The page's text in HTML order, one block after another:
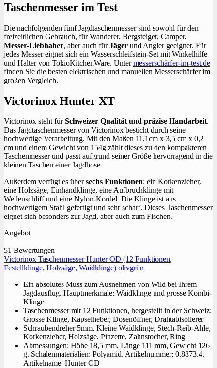
Taschenmesser im Test
Die nachfolgenden fünf Jagdtaschenmesser sind sowohl für den
freizeitlichen Gebrauch, für Wanderer, Bergsteiger, Camper,
Messer-Liebhaber, aber auch fürJäger und Angler geeignet. Für
jedes Messer eignet sich ein Wasserschleifstein-Set mit Winkelhilfe
und Halter von TokioKitchenWare. Untermesserschärfer-im-test.de
finden Sie die besten elektrischen und manuellen Messerschärfer im
großen Vergleich.
Victorinox Hunter XT
Victorinox steht fürSchweizer Qualität und präzise Handarbeit.
Das Jagdtaschenmesser von Victorinox besticht durch seine
hochwertige Verarbeitung. Mit den Maßen 11,1cm x 3,5 cm x 0,2
cm und einem Gewicht von 154g zählt dieses zu den kompakteren
Taschenmesser und passt aufgrund seiner Größe hervorragend in die
kleinen Taschen einer Jagdhose.
Außerdem verfügt es übersechs Funktionen: ein Korkenzieher,
eine Holzsäge, Einhandklinge, eine Aufbruchklinge mit
Wellenschliff und eine Nylon-Kordel. Die Klinge ist aus
hochwertigem Stahl gefertigt und sehr scharf. Dieses Taschenmesser
eignet sich besonders zur Jagd, aber auch zum Fischen.
Angebot
51 Bewertungen
Victorinox Taschenmesser Hunter OD (12 Funktionen,
Festellklinge, Holzsäge, Waidklinge) olivgrün
Ein absolutes Muss zum Ausnehmen von Wild bei Ihrem
Jagdausflug. Hauptmerkmale: Waidklinge und grosse Kombi-
Klinge
Taschenmesser mit 12 Funktionen, hergestellt in der Schweiz:
Grosse Klinge, Kapselheber, Dosenöffner, Drahtabisolierer
Schraubendreher 5mm, Kleine Waidklinge, Stech-Reib-Ahle,
Korkenzieher, Holzsäge, Pinzette, Zahnstocher, Ring
Abmessungen: Höhe 18,5 mm, Länge 111 mm, Gewicht 126
g. Schalenmaterialien: Polyamid. Artikelnummer: 0.8873.4.
Artikelname: Hunter OD